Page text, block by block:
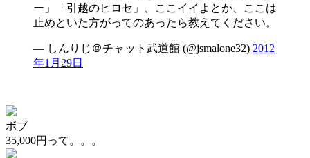
ー」「引越のヒロセ」、ここイイよとか、ここは
止めといた方がってのあったら教えてください。
— しんりじ＠チャット武道館 (@jsmalone32) 2012
年1月29日
ボブ
35,000円って。。。